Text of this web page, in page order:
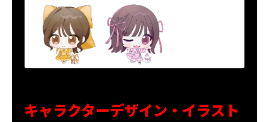
キャラクターデザイン・イラスト